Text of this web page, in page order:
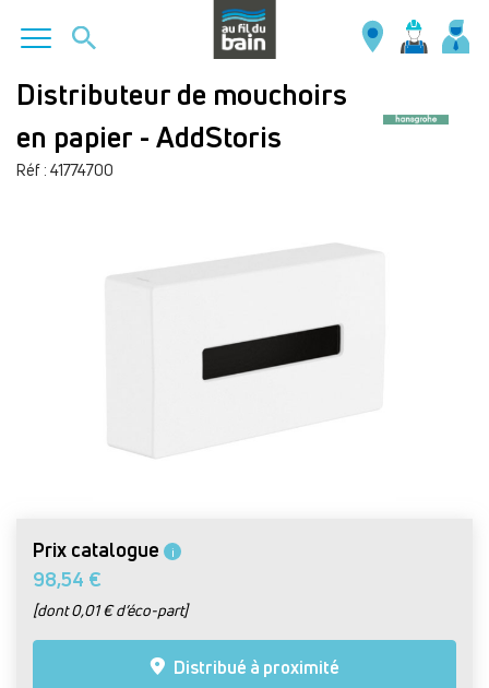
Aller
contenu
principal
Distributeur de mouchoirs
en papier - AddStoris
Réf : 41774700
Prix catalogue i
98,54 €
[dont 0,01 € d’éco-part]
Distribué à proximité